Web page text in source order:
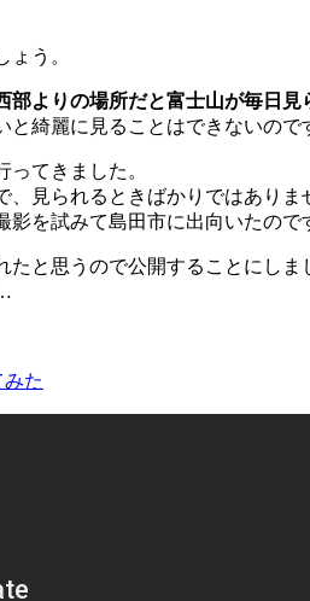
う。
よりの場所だと富士山が毎日見
綺麗に見ることはできないので
てきました。
見られるときばかりではありま
を試みて島田市に出向いたので
と思うので公開することにしま
た